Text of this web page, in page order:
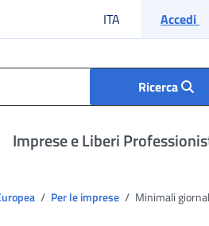
ITA Lingua italiana
Accedi
Ricerca
Imprese e Liberi
Per le imprese
Minimali